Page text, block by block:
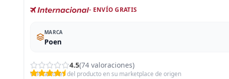
- ENVÍO GRATIS
MARCA
Poen
4.5(74 valoraciones)
Valoraciones del producto en su marketplace de origen